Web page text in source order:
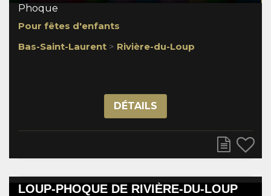
Phoque
Pour fêtes d'enfants
Bas-Saint-Laurent > Rivière-du-Loup
DÉTAILS
LOUP-PHOQUE DE RIVIÈRE-DU-LOUP